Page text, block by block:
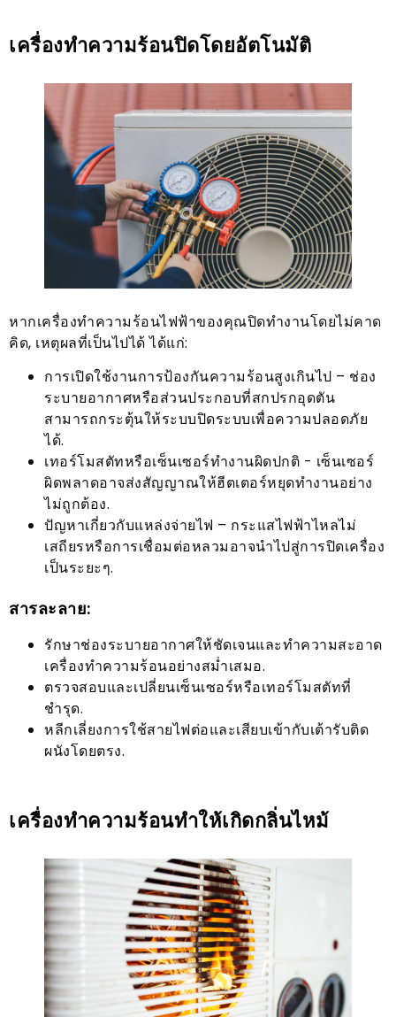
เครื่องทำความร้อนปิดโดยอัตโนมัติ
หากเครื่องทำความร้อนไฟฟ้าของคุณปิดทำงานโดยไม่คาด
คิด, เหตุผลที่เป็นไปได้ ได้แก่:
การเปิดใช้งานการป้องกันความร้อนสูงเกินไป – ช่อง
ระบายอากาศหรือส่วนประกอบที่สกปรกอุดตัน
สามารถกระตุ้นให้ระบบปิดระบบเพื่อความปลอดภัย
ได้.
เทอร์โมสตัทหรือเซ็นเซอร์ทำงานผิดปกติ - เซ็นเซอร์
ผิดพลาดอาจส่งสัญญาณให้ฮีตเตอร์หยุดทำงานอย่าง
ไม่ถูกต้อง.
ปัญหาเกี่ยวกับแหล่งจ่ายไฟ – กระแสไฟฟ้าไหลไม่
เสถียรหรือการเชื่อมต่อหลวมอาจนำไปสู่การปิดเครื่อง
เป็นระยะๆ.
สารละลาย:
รักษาช่องระบายอากาศให้ชัดเจนและทำความสะอาด
เครื่องทำความร้อนอย่างสม่ำเสมอ.
ตรวจสอบและเปลี่ยนเซ็นเซอร์หรือเทอร์โมสตัทที่
ชำรุด.
หลีกเลี่ยงการใช้สายไฟต่อและเสียบเข้ากับเต้ารับติด
ผนังโดยตรง.
เครื่องทำความร้อนทำให้เกิดกลิ่นไหม้